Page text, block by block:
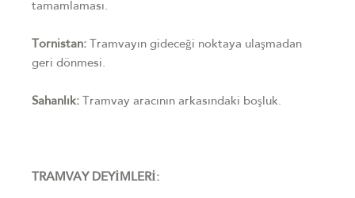
tamamlaması.
Tornistan: Tramvayın gideceği noktaya ulaşmadan
geri dönmesi.
Sahanlık: Tramvay aracının arkasındaki boşluk.
TRAMVAY DEYİMLERİ: